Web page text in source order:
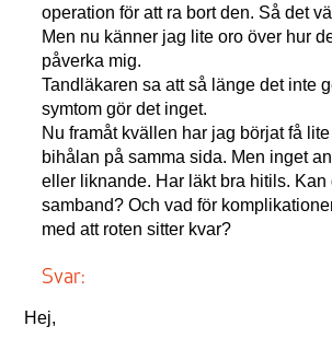
operation för att ra bort den. Så det
Men nu känner jag lite oro över hur
påverka mig.
Tandläkaren sa att så länge det inte
symtom gör det inget.
Nu framåt kvällen har jag börjat få
bihålan på samma sida. Men inget
eller liknande. Har läkt bra hitils. Kan
samband? Och vad för
med att roten sitter kvar?
Svar:
Hej,